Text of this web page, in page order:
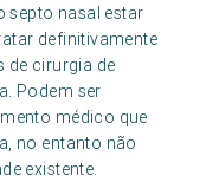
septo nasal estar
definitivamente
de cirurgia de
Podem ser
médico que
no entanto não
existente.